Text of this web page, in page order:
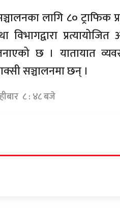
लागि ८० ट्राफिक
विभागद्वारा
छ । यातायात
सञ्चालनमा छन् ।
८ : ४८ बजे